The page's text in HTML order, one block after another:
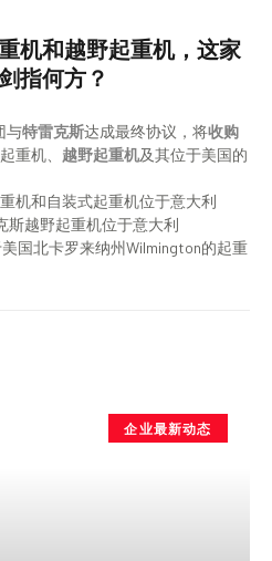
机和越野起重机，这家
指何方？
与特雷克斯达成最终协议，将收购
重机、
机和自装式起重机位于意大利
斯越野起重机位于意大利
国北卡罗来纳州Wilmington的起重
企业最新动态